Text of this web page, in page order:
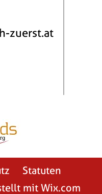
zuerst.at
Statuten
mit Wix.com